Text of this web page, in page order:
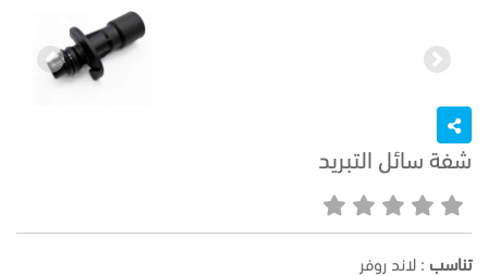
Next
شفة سائل التبريد
تناسب : لاند روفر